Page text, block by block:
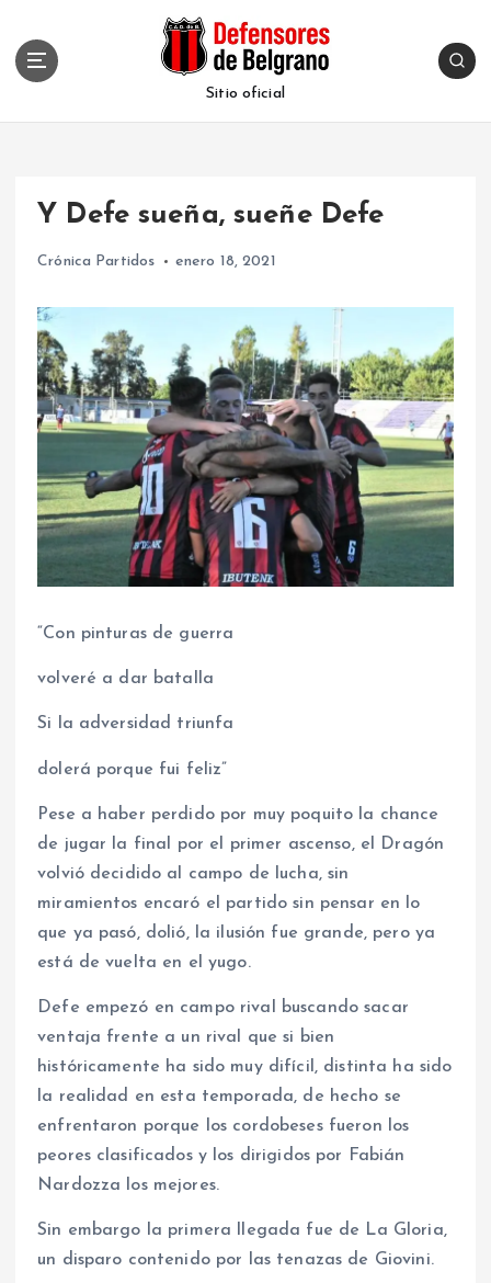
Sitio oficial
Y Defe sueña, sueñe Defe
Crónica Partidos enero 18, 2021
“Con pinturas de guerra
volveré a dar batalla
Si la adversidad triunfa
dolerá porque fui feliz”
Pese a haber perdido por muy poquito la chance
de jugar la final por el primer ascenso, el Dragón
volvió decidido al campo de lucha, sin
miramientos encaró el partido sin pensar en lo
que ya pasó, dolió, la ilusión fue grande, pero ya
está de vuelta en el yugo.
Defe empezó en campo rival buscando sacar
ventaja frente a un rival que si bien
históricamente ha sido muy difícil, distinta ha sido
la realidad en esta temporada, de hecho se
enfrentaron porque los cordobeses fueron los
peores clasificados y los dirigidos por Fabián
Nardozza los mejores.
Sin embargo la primera llegada fue de La Gloria,
un disparo contenido por las tenazas de Giovini.